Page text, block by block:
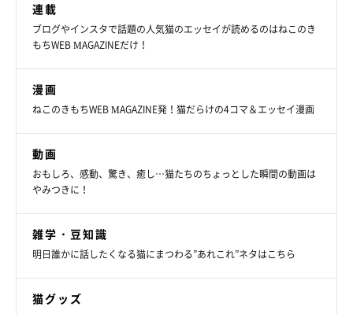
連載
ブログやインスタで話題の人気猫のエッセイが読めるのはねこのき
もちWEB MAGAZINEだけ！
漫画
ねこのきもちWEB MAGAZINE発！猫だらけの4コマ＆エッセイ漫画
動画
おもしろ、感動、驚き、癒し…猫たちのちょっとした瞬間の動画は
やみつきに！
雑学・豆知識
明日誰かに話したくなる猫にまつわる”あれこれ”ネタはこちら
猫グッズ